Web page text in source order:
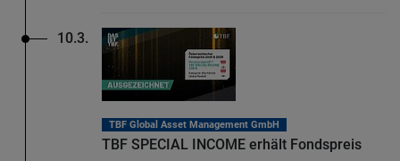
10.3.
TBF Global Asset Management GmbH
TBF SPECIAL INCOME erhält Fondspreis